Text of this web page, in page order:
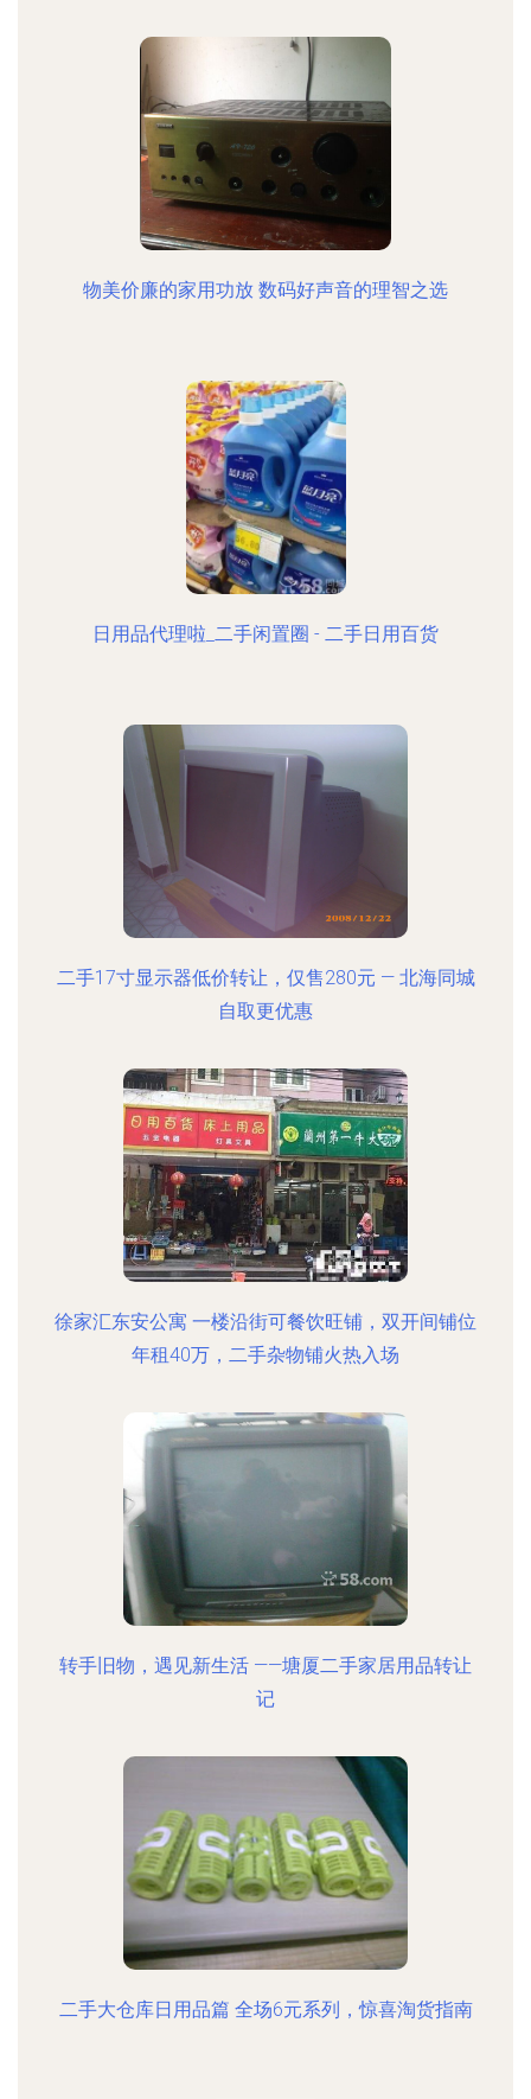
物美价廉的家用功放 数码好声音的理智之选
日用品代理啦_二手闲置圈 - 二手日用百货
二手17寸显示器低价转让，仅售280元 — 北海同城
自取更优惠
徐家汇东安公寓 一楼沿街可餐饮旺铺，双开间铺位
年租40万，二手杂物铺火热入场
转手旧物，遇见新生活 ——塘厦二手家居用品转让
记
二手大仓库日用品篇 全场6元系列，惊喜淘货指南